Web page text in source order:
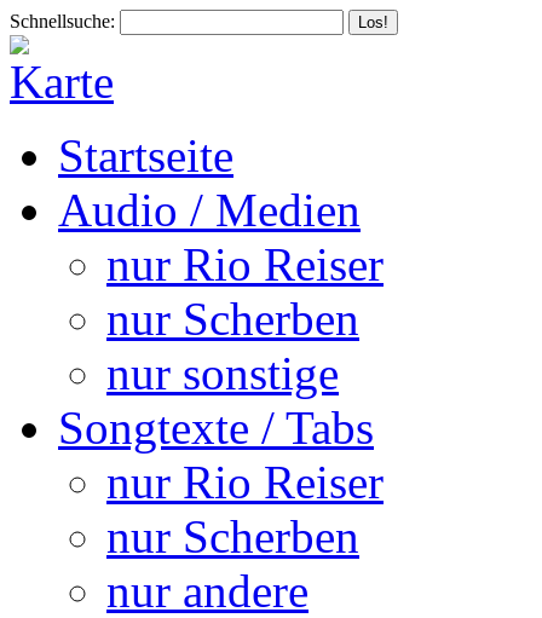
Schnellsuche:
Startseite
Audio / Medien
nur Rio Reiser
nur Scherben
nur sonstige
Songtexte / Tabs
nur Rio Reiser
nur Scherben
nur andere